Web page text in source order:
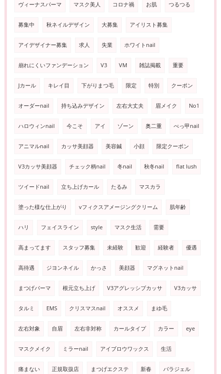
ヴィーナスパーマ マスク美人 コロナ禍 お肌 つるつる
募集中 秋ネイルデザイン 大募集 アイリスト募集
アイデザイナー募集 求人 失業 ホワイトnail
崩れにくいファンデーション V3 VM 雑誌掲載 重要
Jカール キレイ目 下がりまつ毛 限定 特別 クーポン
オーダーnail 持ち込みデザイン 左右大丈夫 眉メイク No1
ハロウィンnail 今こそ アイ ゾーン 奥二重 べっ甲nail
アニマルnail カッサ美顔器 美容鍼 小顔 限定クーポン
V3カッサ美顔器 チェック柄nail 冬nail 秋冬nail flat lush
ツイードnail 立ち上げカール たるみ マスカラ
塗った様な仕上がり vフィクスアメージングクリーム 肌年齢
ハリ フェイスライン style マスク生活 需要
高まってます スタッフ募集 未経験 歓迎 経験者 優遇
高待遇 ジヨンネイル かっさ 美顔器 マグネットnail
まつげパーマ 根元立ち上げ V3アグレッシブカッサ V3カッサ
タルミ EMS クリスマスnail オススメ まゆ毛
左右対象 自眉 左右非対称 カールタイプ カラー eye
マスクメイク ミラーnail アイブロウワックス 生活
痛まない 正規取扱店 まつげエクステ 新春 パラジェル